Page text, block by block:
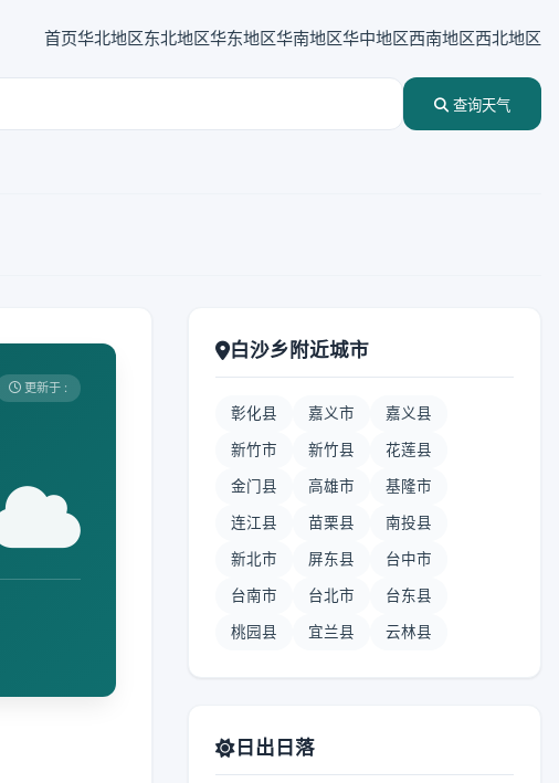
首页华北地区东北地区华东地区华南地区华中地区西南地区西北地区
查询天气
更新于 :
白沙乡附近城市
彰化县 嘉义市 嘉义县
新竹市 新竹县 花莲县
金门县 高雄市 基隆市
连江县 苗栗县 南投县
新北市 屏东县 台中市
台南市 台北市 台东县
桃园县 宜兰县 云林县
日出日落